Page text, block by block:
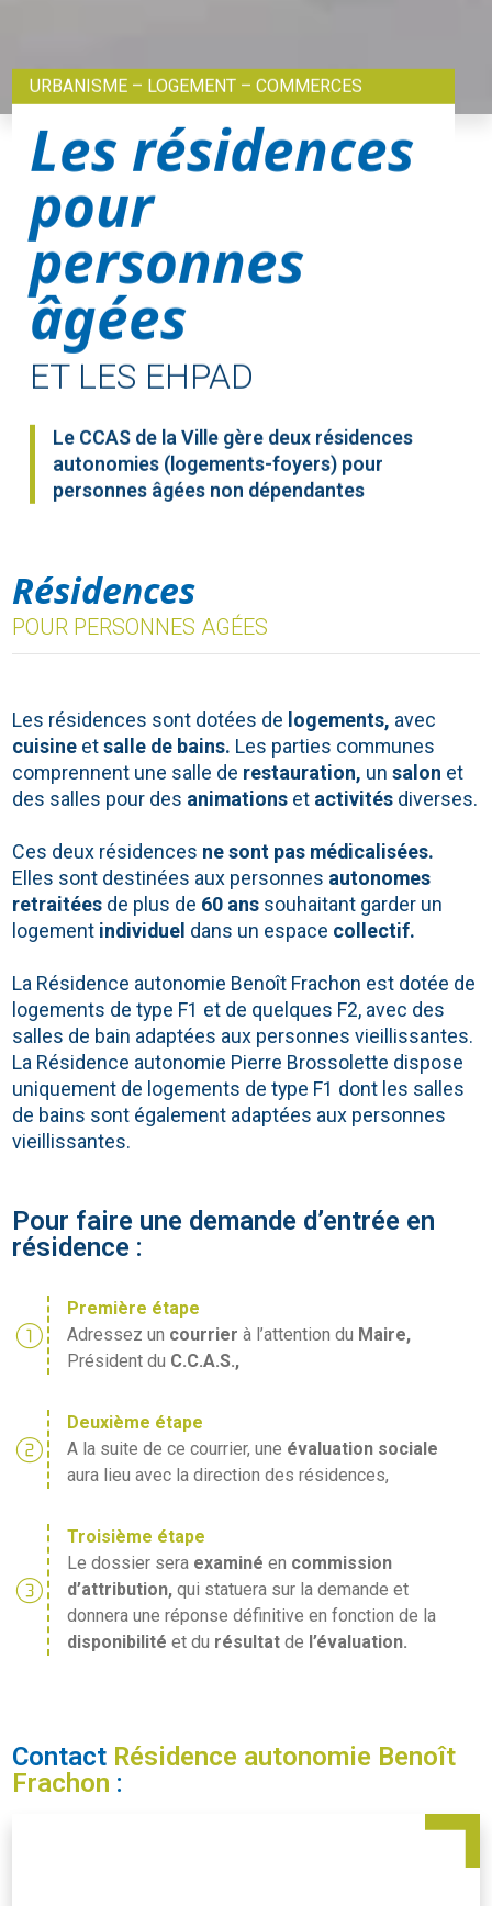
URBANISME – LOGEMENT – COMMERCES
Les résidences
pour
personnes
âgées
ET LES EHPAD
Le CCAS de la Ville gère deux résidences
autonomies (logements-foyers) pour
personnes âgées non dépendantes
Résidences
POUR PERSONNES AGÉES
Les résidences sont dotées de logements, avec
cuisine etsalle de bains. Les parties communes
comprennent une salle de restauration, unsalon et
des salles pour des animations et activités diverses.
Ces deux résidences ne sont pas médicalisées.
Elles sont destinées aux personnes autonomes
retraitées de plus de 60 ans souhaitant garder un
logement individuel dans un espace collectif.
La Résidence autonomie Benoît Frachon est dotée de
logements de type F1 et de quelques F2, avec des
salles de bain adaptées aux personnes vieillissantes.
La Résidence autonomie Pierre Brossolette dispose
uniquement de logements de type F1 dont les salles
de bains sont également adaptées aux personnes
vieillissantes.
Pour faire une demande d’entrée en
résidence :
counter_1
Première étape
Adressez un courrier à l’attention du Maire,
Président du C.C.A.S.,
counter_2
Deuxième étape
A la suite de ce courrier, une évaluation sociale
aura lieu avec la direction des résidences,
counter_3
Troisième étape
Le dossier sera examiné en commission
d’attribution, qui statuera sur la demande et
donnera une réponse définitive en fonction de la
disponibilité et du résultat de l’évaluation.
Contact Résidence autonomie Benoît
Frachon :